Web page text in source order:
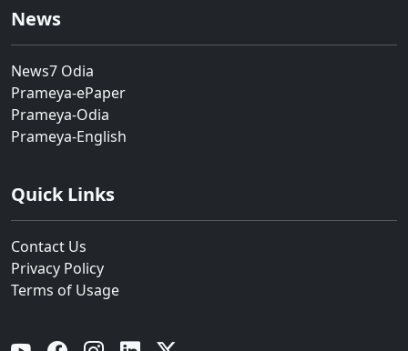
News
News7 Odia
Prameya-ePaper
Prameya-Odia
Prameya-English
Quick Links
Contact Us
Privacy Policy
Terms of Usage
YouTube Facebook Instagram Linkedin